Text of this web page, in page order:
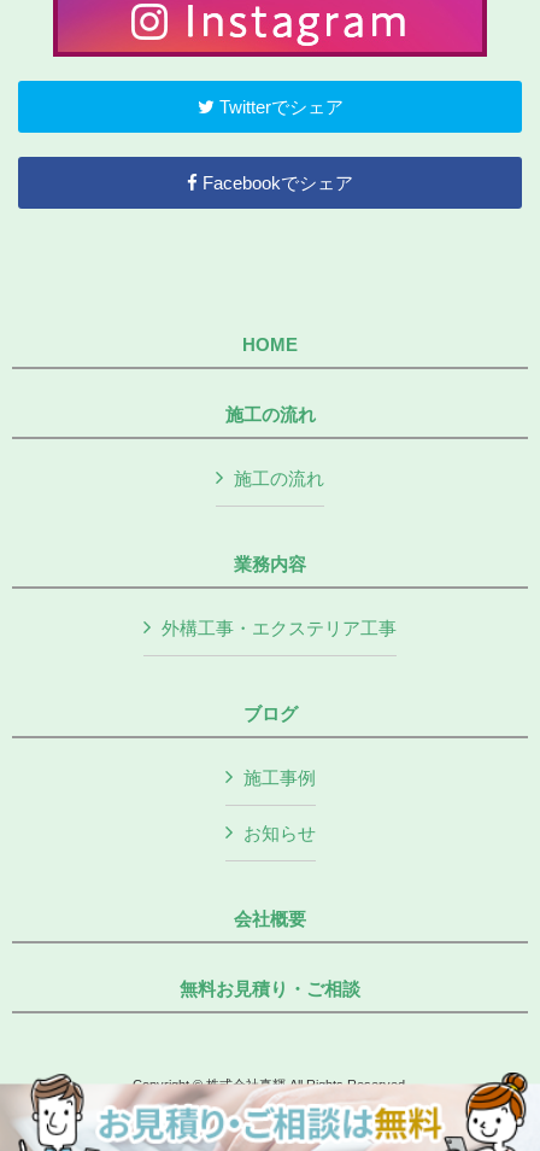
Twitterでシェア
Facebookでシェア
HOME
施工の流れ
施工の流れ
業務内容
外構工事・エクステリア工事
ブログ
施工事例
お知らせ
会社概要
無料お見積り・ご相談
Copyright © 株式会社真輝 All Rights Reserved.